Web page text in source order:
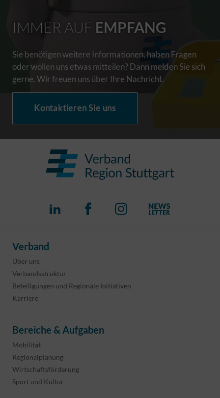
IMMER AUF EMPFANG
Sie benötigen weitere Informationen, haben Fragen
oder wollen uns etwas mitteilen? Dann melden Sie sich
gerne. Wir freuen uns über Ihre Nachricht.
Kontaktieren Sie uns
Verband
Über uns
Verbandsstruktur
Beteiligungen und Regionale Initiativen
Karriere
Bereiche & Aufgaben
Mobilität
Regionalplanung
Wirtschaftsförderung
Sport und Kultur